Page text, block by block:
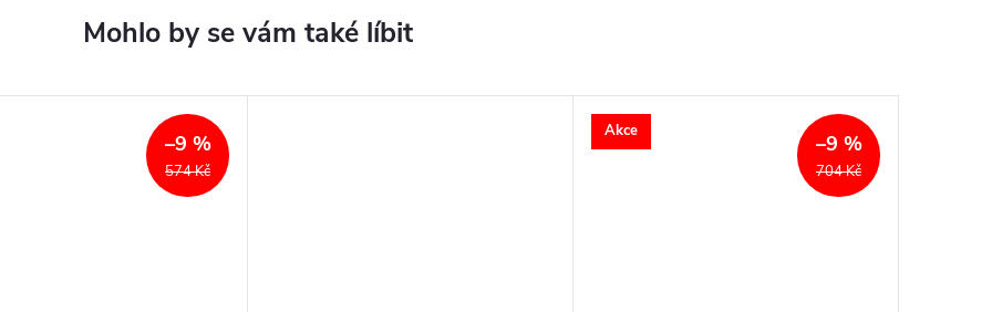
574 Kč
–9 % Akce
704 Kč
–9 %